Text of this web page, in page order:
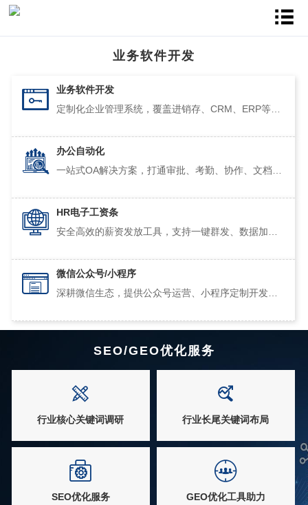
业务软件开发
业务软件开发
定制化企业管理系统，覆盖进销存、CRM、ERP等核心场景。基于成熟框架快速交付，降低开发成本，让业务流程数字化、可视化、智能化。
→
办公自动化
一站式OA解决方案，打通审批、考勤、协作、文档管理。无需复杂部署，即开即用，提升团队协同效率，让企业管理更轻松。
→
HR电子工资条
安全高效的薪资发放工具，支持一键群发、数据加密、查看留痕。替代传统纸质工资条，降本增效，保障员工隐私与数据安全。
→
微信公众号/小程序
深耕微信生态，提供公众号运营、小程序定制开发服务。从商城到会员系统，快速上线，助力企业触达10亿用户，实现业务增长。
→
SEO/GEO优化服务
行业核心关键词调研 行业长尾关键词布局
SEO优化服务 GEO优化工具助力